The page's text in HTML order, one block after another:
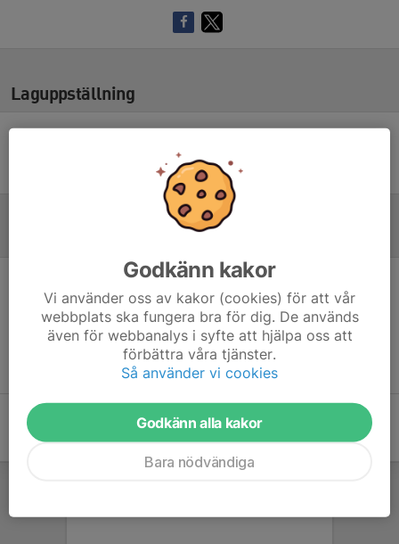
Laguppställning
Ingen uppställning ifylld
Inget referat skrivet
Godkänn kakor
Vi använder oss av kakor (cookies) för att vår
webbplats ska fungera bra för dig. De används
även för webbanalys i syfte att hjälpa oss att
förbättra våra tjänster.
Så använder vi cookies
Godkänn alla kakor
Bara nödvändiga